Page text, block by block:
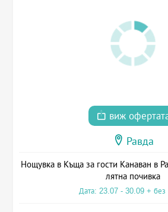
виж
Равда
Нощувка в Къща за гости Канаван в
лятна почивка
Дата: 23.07 - 30.09 + без